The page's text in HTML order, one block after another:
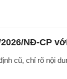
NĐ-CP
cũ, chỉ rõ nội